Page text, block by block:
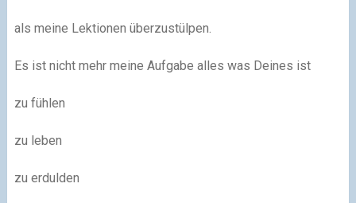
als meine Lektionen überzustülpen.
Es ist nicht mehr meine Aufgabe alles was Deines ist
zu fühlen
zu leben
zu erdulden